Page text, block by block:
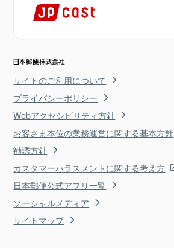
サイトのご利用について
プライバシーポリシー
Webアクセシビリティ方針
お客さま本位の業務運営に関する基本方針
勧誘方針
カスタマーハラスメントに関する考え方
日本郵便公式アプリ一覧
ソーシャルメディア
サイトマップ